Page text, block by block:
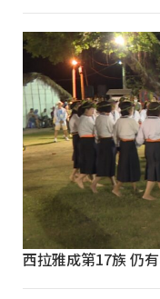
西拉雅成第17族 仍